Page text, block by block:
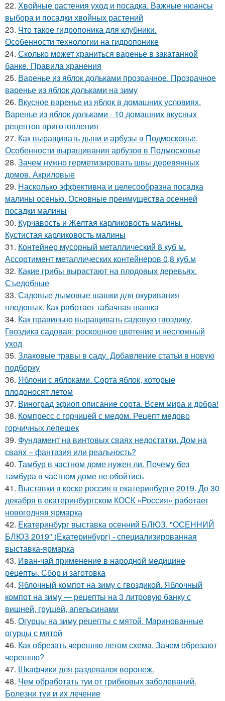
22. Хвойные растения уход и посадка. Важные нюансы
выбора и посадки хвойных растений
23. Что такое гидропоника для клубники.
Особенности технологии на гидропонике
24. Сколько может храниться варенье в закатанной
банке. Правила хранения
25. Варенье из яблок дольками прозрачное. Прозрачное
варенье из яблок дольками на зиму
26. Вкусное варенье из яблок в домашних условиях.
Варенье из яблок дольками - 10 домашних вкусных
рецептов приготовления
27. Как выращивать дыни и арбузы в Подмосковье.
Особенности выращивания арбузов в Подмосковье
28. Зачем нужно герметизировать швы деревянных
домов. Акриловые
29. Насколько эффективна и целесообразна посадка
малины осенью. Основные преимущества осенней
посадки малины
30. Курчавость и Желтая карликовость малины.
Кустистая карликовость малины
31. Контейнер мусорный металлический 8 куб м.
Ассортимент металлических контейнеров 0,8 куб.м
32. Какие грибы вырастают на плодовых деревьях.
Съедобные
33. Садовые дымовые шашки для окуривания
плодовых. Как работает табачная шашка
34. Как правильно выращивать садовую гвоздику.
Гвоздика садовая: роскошное цветение и несложный
уход
35. Злаковые травы в саду. Добавление статьи в новую
подборку
36. Яблони с яблоками. Сорта яблок, которые
плодоносят летом
37. Виноград эфиоп описание сорта. Всем мира и добра!
38. Компресс с горчицей с медом. Рецепт медово
горчичных лепешек
39. Фундамент на винтовых сваях недостатки. Дом на
сваях – фантазия или реальность?
40. Тамбур в частном доме нужен ли. Почему без
тамбура в частном доме не обойтись
41. Выставки в коске россия в екатеринбурге 2019. До 30
декабря в екатеринбургском КОСК «Россия» работает
новогодняя ярмарка
42. Екатеринбург выставка осенний БЛЮЗ. "ОСЕННИЙ
БЛЮЗ 2019" (Екатеринбург) - специализированная
выставка-ярмарка
43. Иван-чай применение в народной медицине
рецепты. Сбор и заготовка
44. Яблочный компот на зиму с гвоздикой. Яблочный
компот на зиму — рецепты на 3 литровую банку с
вишней, грушей, апельсинами
45. Огурцы на зиму рецепты с мятой. Маринованные
огурцы с мятой
46. Как обрезать черешню летом схема. Зачем обрезают
черешню?
47. Шкафчики для раздевалок воронеж.
48. Чем обработать туи от грибковых заболеваний.
Болезни туи и их лечение